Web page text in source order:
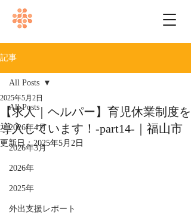
記事
All Posts
2026年4月
2026年3月
2026年
2025年
外出支援レポート
All Posts
【求人｜ヘルパー】育児休業制度を
導入しています！-part14-｜福山市
2025年5月2日
更新日：2025年5月2日